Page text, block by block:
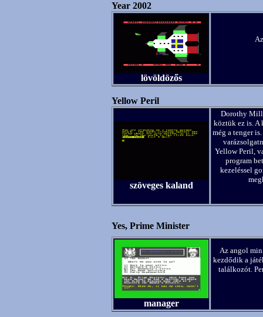
Year 2002
lövöldözős
Yellow Peril
szöveges kaland
Dorothy
köztük ez is. A
még a tenger
Yellow Peril,
program
kezeléssel
Yes, Prime Minister
manager
Az angol
kezdődik a
találkozót.